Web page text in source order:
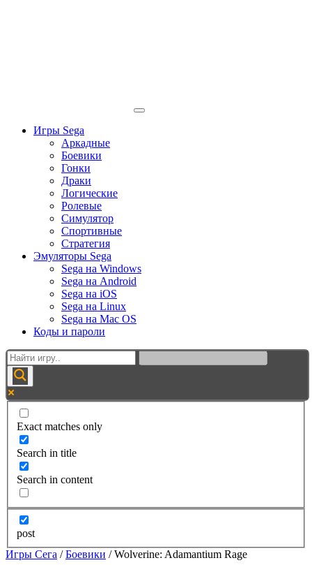
Игры Sega
Аркадные
Боевики
Гонки
Драки
Логические
Ролевые
Симулятор
Спортивные
Стратегия
Эмуляторы Sega
Sega на Windows
Sega на Android
Sega на iOS
Sega на Linux
Sega на Mac OS
Коды и пароли
Exact matches only
Search in title
Search in content
post
Игры Сега /Боевики /Wolverine: Adamantium Rage